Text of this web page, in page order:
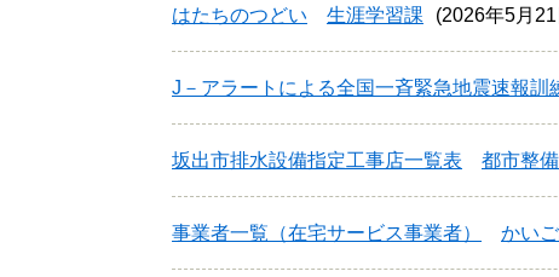
はたちのつどい 生涯学習課 2026年5月
J－アラートによる全国一斉緊急地震速報訓
坂出市排水設備指定工事店一覧表 都市整
事業者一覧（在宅サービス事業者） かい